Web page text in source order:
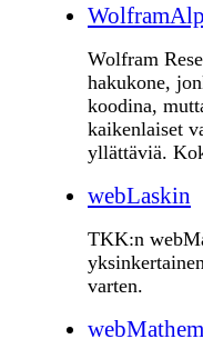
Wolfram
hakukone,
koodina,
kaikenlaiset
yllättäviä.
webLaskin
TKK:n
varten.